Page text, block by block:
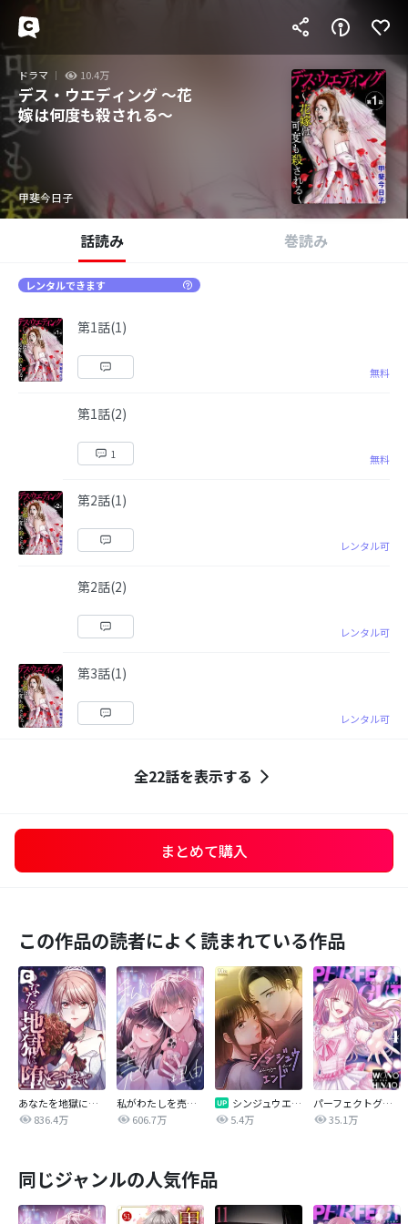
ドラマ 10.4万
デス・ウエディング ～花
嫁は何度も殺される～
甲斐今日子
話読み 巻読み
レンタルできます
第1話(1)
無料
第1話(2)
1 無料
第2話(1)
レンタル可
第2話(2)
レンタル可
第3話(1)
レンタル可
全22話を表示する
まとめて購入
この作品の読者によく読まれている作品
あなたを地獄に堕とすまで
836.4万
私がわたしを売る理由
606.7万
シンジュウエンド【タテヨミ】
5.4万
パーフェクトグリッター
35.1万
同じジャンルの人気作品